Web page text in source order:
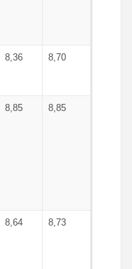
8,36 8,70
8,85 8,85
8,64 8,73